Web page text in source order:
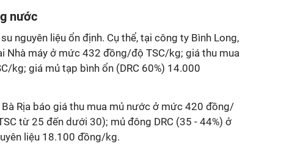
nước
nguyên liệu ổn định. Cụ thể, tại công ty Bình Long,
Nhà máy ở mức 432 đồng/độ TSC/kg; giá thu mua
kg; giá mủ tạp bình ổn (DRC 60%) 14.000
Rịa báo giá thu mua mủ nước ở mức 420 đồng/
từ 25 đến dưới 30); mủ đông DRC (35 - 44%) ở
liệu 18.100 đồng/kg.